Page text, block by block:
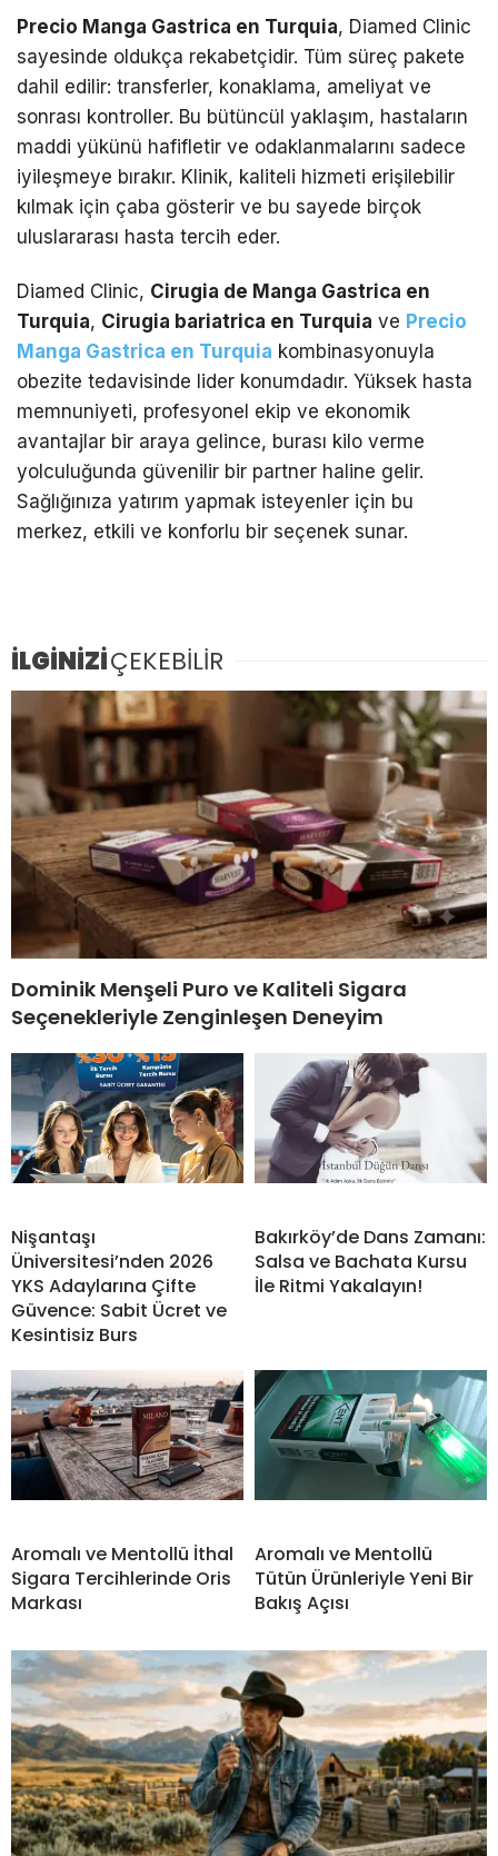
Precio Manga Gastrica en Turquia, Diamed Clinic
sayesinde oldukça rekabetçidir. Tüm süreç pakete
dahil edilir: transferler, konaklama, ameliyat ve
sonrası kontroller. Bu bütüncül yaklaşım, hastaların
maddi yükünü hafifletir ve odaklanmalarını sadece
iyileşmeye bırakır. Klinik, kaliteli hizmeti erişilebilir
kılmak için çaba gösterir ve bu sayede birçok
uluslararası hasta tercih eder.
Diamed Clinic, Cirugia de Manga Gastrica en
Turquia, Cirugia bariatrica en Turquia ve Precio
Manga Gastrica en Turquia kombinasyonuyla
obezite tedavisinde lider konumdadır. Yüksek hasta
memnuniyeti, profesyonel ekip ve ekonomik
avantajlar bir araya gelince, burası kilo verme
yolculuğunda güvenilir bir partner haline gelir.
Sağlığınıza yatırım yapmak isteyenler için bu
merkez, etkili ve konforlu bir seçenek sunar.
İLGİNİZİÇEKEBİLİR
Dominik Menşeli Puro ve Kaliteli Sigara
Seçenekleriyle Zenginleşen Deneyim
Nişantaşı
Üniversitesi’nden 2026
YKS Adaylarına Çifte
Güvence: Sabit Ücret ve
Kesintisiz Burs
Bakırköy’de Dans Zamanı:
Salsa ve Bachata Kursu
İle Ritmi Yakalayın!
Aromalı ve Mentollü İthal
Sigara Tercihlerinde Oris
Markası
Aromalı ve Mentollü
Tütün Ürünleriyle Yeni Bir
Bakış Açısı